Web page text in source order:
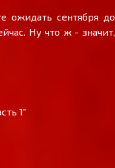
ожидать сентября до
Ну что ж - значит,
1"